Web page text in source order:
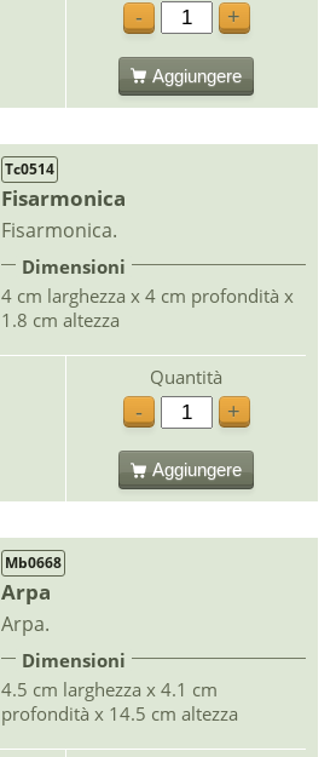
- +
Aggiungere
Tc0514
Fisarmonica
Fisarmonica.
Dimensioni
4 cm larghezza x 4 cm profondità x
1.8 cm altezza
Quantità
-
+
Aggiungere
Mb0668
Arpa
Arpa.
Dimensioni
4.5 cm larghezza x 4.1 cm
profondità x 14.5 cm altezza